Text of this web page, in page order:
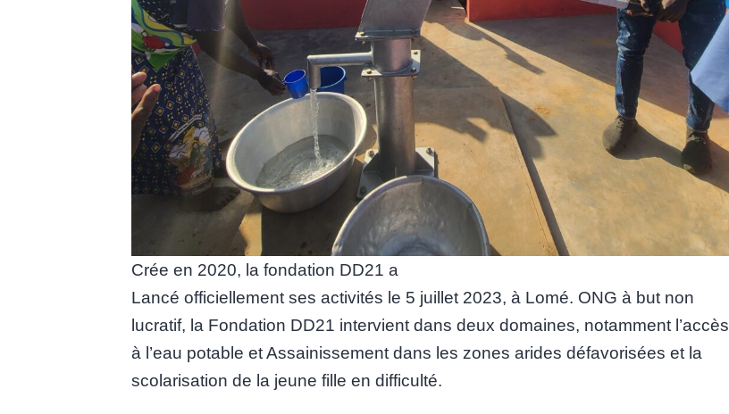
Crée en 2020, la fondation DD21 a
Lancé officiellement ses activités le 5 juillet 2023, à Lomé. ONG à but non
lucratif, la Fondation DD21 intervient dans deux domaines, notamment l’accès
à l’eau potable et Assainissement dans les zones arides défavorisées et la
scolarisation de la jeune fille en difficulté.